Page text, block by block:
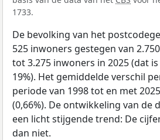
1733.
De bevolking van het
525 inwoners gestegen van
tot 3.275 inwoners in 2025 (dat
19%). Het gemiddelde verschil
periode van 1998 tot en met
(0,66%). De ontwikkeling van de
een licht stijgende trend: De
dan niet.